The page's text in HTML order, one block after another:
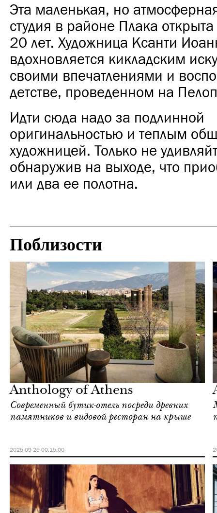
Эта маленькая, но
студия в районе Плака
20 лет. Художница Ксанти
вдохновляется кикладским
своими впечатлениями и
детстве, проведенном на
Идти сюда надо за подлинной
оригинальностью и теплым
художницей. Только не
обнаружив на выходе, что
или два ее полотна.
Поблизости
Anthology of Athens
Современный бутик-отель посреди древних
памятников и видовой ресторан на крыше
2025-09-29 00:15:00